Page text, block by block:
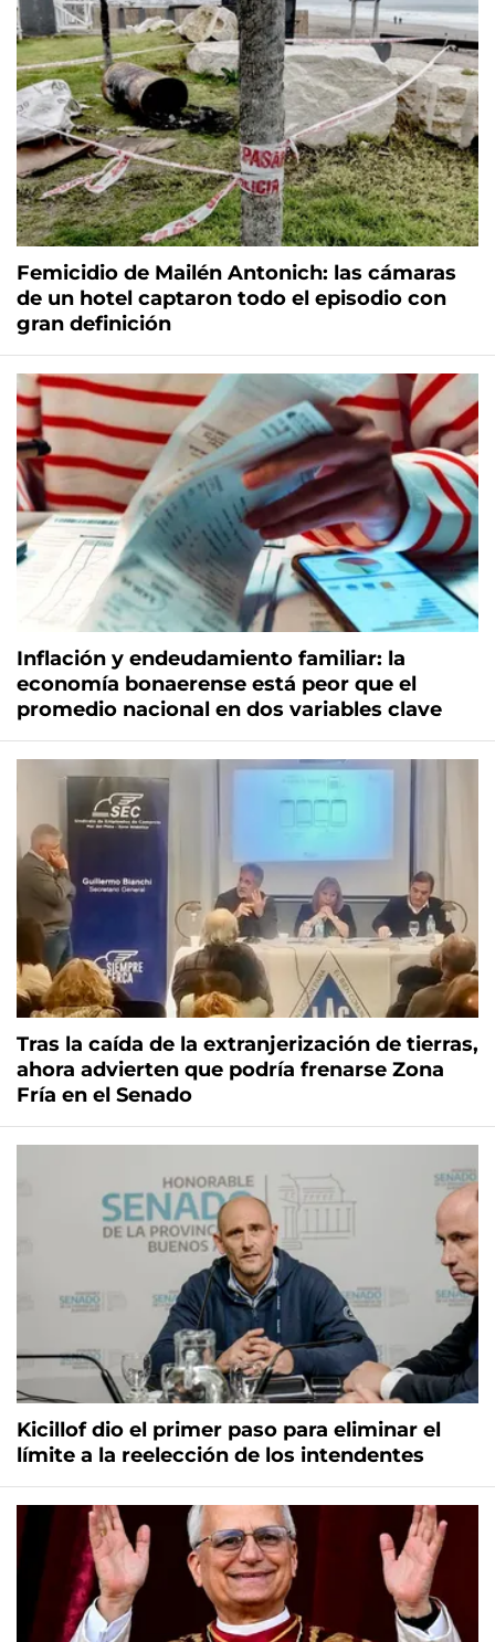
Femicidio de Mailén Antonich: las cámaras
de un hotel captaron todo el episodio con
gran definición
Inflación y endeudamiento familiar: la
economía bonaerense está peor que el
promedio nacional en dos variables clave
Tras la caída de la extranjerización de tierras,
ahora advierten que podría frenarse Zona
Fría en el Senado
Kicillof dio el primer paso para eliminar el
límite a la reelección de los intendentes